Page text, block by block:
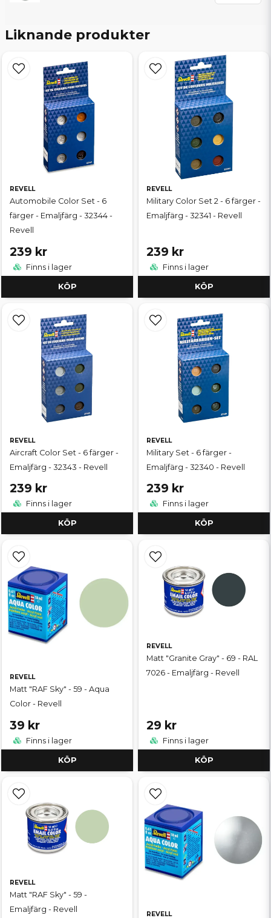
Liknande produkter
REVELL
Automobile Color Set - 6
färger - Emaljfärg - 32344 -
Revell
239 kr
Finns i lager
KÖP
REVELL
Military Color Set 2 - 6 färger -
Emaljfärg - 32341 - Revell
239 kr
Finns i lager
KÖP
REVELL
Aircraft Color Set - 6 färger -
Emaljfärg - 32343 - Revell
239 kr
Finns i lager
KÖP
REVELL
Military Set - 6 färger -
Emaljfärg - 32340 - Revell
239 kr
Finns i lager
KÖP
REVELL
Matt "RAF Sky" - 59 - Aqua
Color - Revell
39 kr
Finns i lager
KÖP
REVELL
Matt "Granite Gray" - 69 - RAL
7026 - Emaljfärg - Revell
29 kr
Finns i lager
KÖP
REVELL
Matt "RAF Sky" - 59 -
Emaljfärg - Revell
REVELL